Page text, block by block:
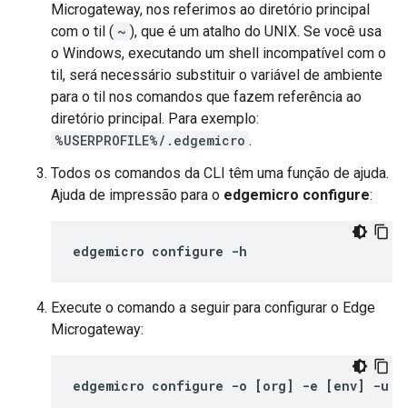
Microgateway, nos referimos ao diretório principal
com o til ( ~ ), que é um atalho do UNIX. Se você usa
o Windows, executando um shell incompatível com o
til, será necessário substituir o variável de ambiente
para o til nos comandos que fazem referência ao
diretório principal. Para exemplo:
%USERPROFILE%/.edgemicro .
Todos os comandos da CLI têm uma função de ajuda.
Ajuda de impressão para o edgemicro configure:
edgemicro configure -h
Execute o comando a seguir para configurar o Edge
Microgateway:
edgemicro configure -o [ org] -e [ env] -u